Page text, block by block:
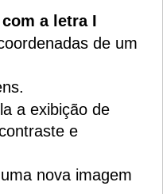
a letra I
de um
a exibição de
e
nova imagem